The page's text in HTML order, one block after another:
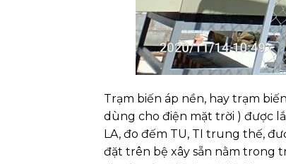
Trạm biến áp nền, hay trạm
dùng cho điện mặt trời ) được
LA, đo đếm TU, TI trung thế,
đặt trên bệ xây sẵn nằm trong